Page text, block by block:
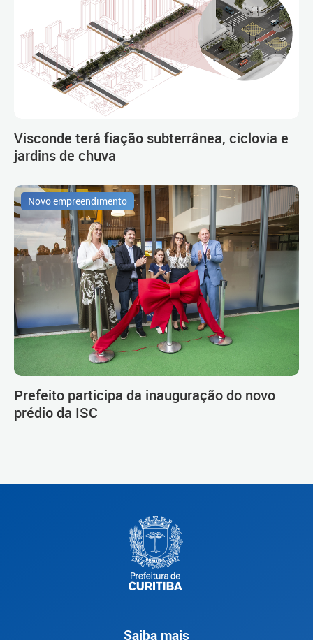
Visconde terá fiação subterrânea, ciclovia e
jardins de chuva
Novo empreendimento
Prefeito participa da inauguração do novo
prédio da ISC
Saiba mais